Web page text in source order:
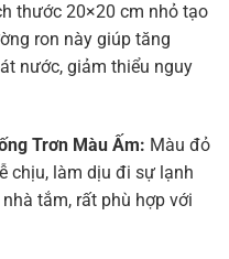
thước 20×20 cm nhỏ tạo
ron này giúp tăng
nước, giảm thiểu nguy
Trơn Màu Ấm: Màu đỏ
chịu, làm dịu đi sự lạnh
tắm, rất phù hợp với